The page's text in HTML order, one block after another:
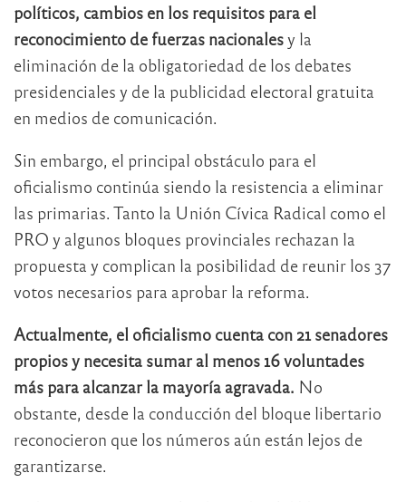
políticos, cambios en los requisitos para el
reconocimiento de fuerzas nacionalesy la
eliminación de la obligatoriedad de los debates
presidenciales y de la publicidad electoral gratuita
en medios de comunicación.
Sin embargo, el principal obstáculo para el
oficialismo continúa siendo la resistencia a eliminar
las primarias. Tanto la Unión Cívica Radical como el
PRO y algunos bloques provinciales rechazan la
propuesta y complican la posibilidad de reunir los 37
votos necesarios para aprobar la reforma.
Actualmente, el oficialismo cuenta con 21 senadores
propios y necesita sumar al menos 16 voluntades
más para alcanzar la mayoría agravada. No
obstante, desde la conducción del bloque libertario
reconocieron que los números aún están lejos de
garantizarse.